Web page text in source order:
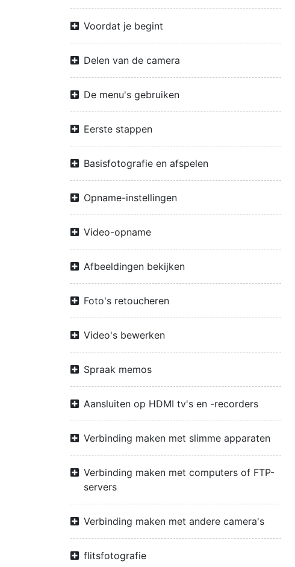
Voordat je begint
Delen van de camera
De menu's gebruiken
Eerste stappen
Basisfotografie en afspelen
Opname-instellingen
Video-opname
Afbeeldingen bekijken
Foto's retoucheren
Video's bewerken
Spraak memos
Aansluiten op HDMI tv's en -recorders
Verbinding maken met slimme apparaten
Verbinding maken met computers of FTP-
servers
Verbinding maken met andere camera's
flitsfotografie